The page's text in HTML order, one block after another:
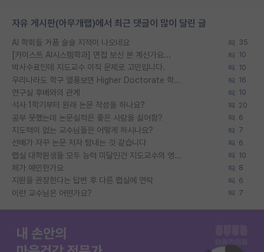
자유 게시판(아무개랩)에서 최근 댓글이 많이 달린 글
AI 학회들 거품 슬슬 지적이 나오네요 35
[카이스트 AI시스템학과] 면접 보신 분 계신가요... 10
박사수료인데 지도교수 이직 문제로 고민입니다. 10
우리나라도 학구 열풍보면 Higher Doctorate 학위가 필요하다고 봅니다. 16
연구실 후배와의 관계 10
석사 1학기부터 원래 논문 작성을 하나요? 20
공부 못했는데 논문실적은 좋은 사람을 싫어함? 6
지도력이 없는 교수님들은 어떻게 하시나요? 7
선배가 자꾸 논문 저자 탐내는 것 같습니다 6
랩실 대학원생들 모두 능력 미달인건 지도교수의 영향 아닌가? 10
제가 예민한가요 8
지원을 권장한다는 답변 후 다른 랩실에 연락 6
이런 교수님은 어떤가요? 7